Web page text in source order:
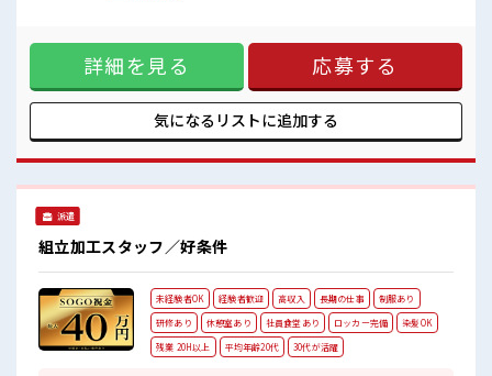
■最短2営業日で入寮も可！
※規定有
■職場の雰囲気
《20代・30代の男性スタッフさんも活躍中》
職場の人間関係⇒良好♪
未経験でも安心な就業環境！
社内設備もバッチリ★
#ryo
月もらえるからお財布が潤いまくり！ ＼遠方の方も安心◎寮
完備/ ◎寮費は「タダ」のワンルーム寮 ◎家電付き1R寮 ◎駐
車場完備/マイカー持ち込みOK ほかにも... ・赴任時は現地ま
での移動交通費支給 ・寮から自転車やバイク通勤OKの寮もあ
り※空き状況による ・長岡京駅/京阪淀駅/阪急西山天王山駅
から無料送迎バスもあり さらに大阪で「ハリウッド映画の世
大型連休があるので休みの日がワクワクする事間違いなし！
■最短即日入社決定！ 条件があえば応募のその日に入社決定
関係⇒良好♪ 未経験でも安心な就業環境！ 社内設備もバッチ
リ★ 売店・食堂・休憩室・ロッカー・自販機・喫煙所・スポ
ットクーラーあり♪ #ryo
詳細を見る 応募する
気になるリストに追加する
派遣
組立加工スタッフ／好条件
未経験者OK 経験者歓迎 高収入 長期の仕事
制服あり
研修あり
休憩室あり 社員食堂あり ロッカー完備
染髪OK
残業 20H以上
平均年齢20代 30代が活躍